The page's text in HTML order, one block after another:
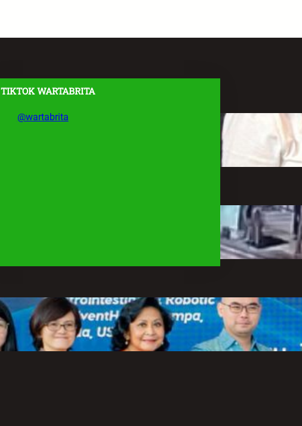
TIKTOK WARTABRITA
@wartabrita